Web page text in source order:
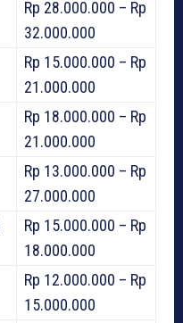
Rp 28.000.000 – Rp
32.000.000
Rp 15.000.000 – Rp
21.000.000
Rp 18.000.000 – Rp
21.000.000
Rp 13.000.000 – Rp
27.000.000
Rp 15.000.000 – Rp
18.000.000
Rp 12.000.000 – Rp
15.000.000